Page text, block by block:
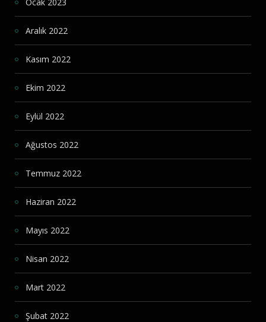
Aralık 2022
Kasım 2022
Ekim 2022
Eylül 2022
Ağustos 2022
Temmuz 2022
Haziran 2022
Mayıs 2022
Nisan 2022
Mart 2022
Şubat 2022